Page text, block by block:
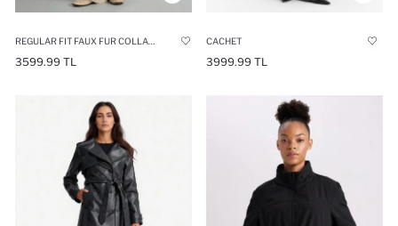
3599.99 TL
CACHET
3999.99 TL